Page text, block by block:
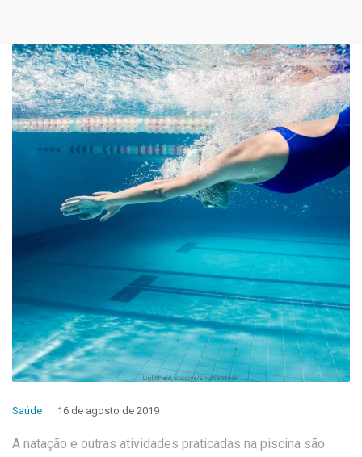
Saúde 16 de agosto de 2019
A natação e outras atividades praticadas na piscina são